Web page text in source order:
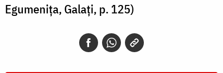
Egumeniţa, Galaţi, p. 125)